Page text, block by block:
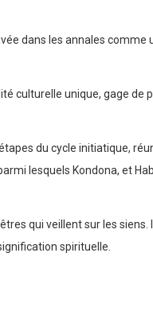
dans les annales
culturelle unique, gage de
du cycle initiatique,
lesquels Kondona, et
qui veillent sur les siens.
spirituelle.